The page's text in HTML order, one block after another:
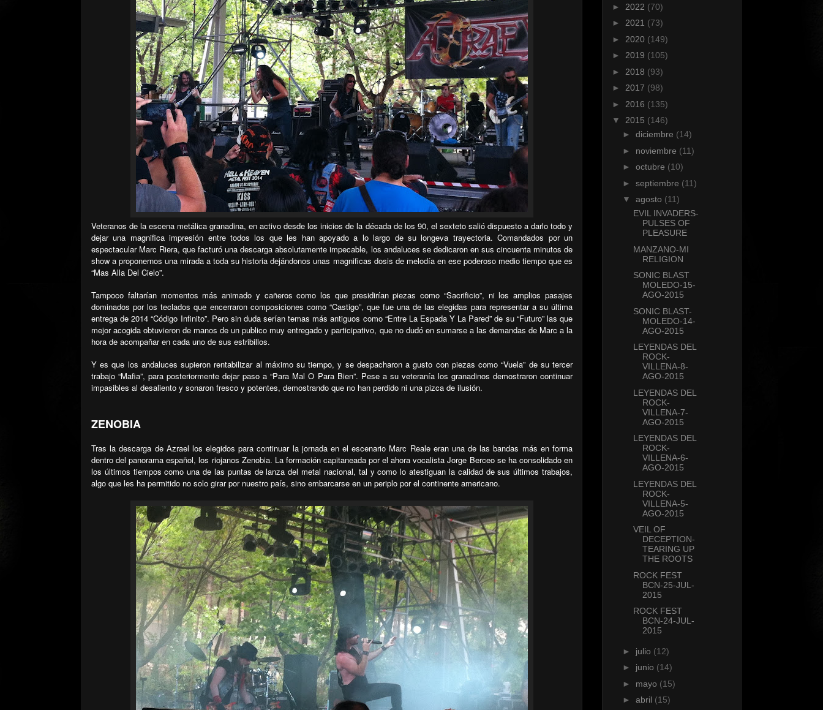
Veteranos de la escena metálica granadina, en activo desde los inicios de la década de los 90, el sexteto salió dispuesto a darlo todo y
dejar una magnifica impresión entre todos los que les han apoyado a lo largo de su longeva trayectoria. Comandados por un
espectacular Marc Riera, que facturó una descarga absolutamente impecable, los andaluces se dedicaron en sus cincuenta minutos de
show a proponernos una mirada a toda su historia dejándonos unas magnificas dosis de melodía en ese poderoso medio tiempo que es
“Mas Alla Del Cielo”.
Tampoco faltarían momentos más animado y cañeros como los que presidirían piezas como “Sacrificio”, ni los amplios pasajes
dominados por los teclados que encerraron composiciones como “Castigo”, que fue una de las elegidas para representar a su última
entrega de 2014 “Código Infinito”. Pero sin duda serían temas más antiguos como “Entre La Espada Y La Pared” de su “Futuro” las que
mejor acogida obtuvieron de manos de un publico muy entregado y participativo, que no dudó en sumarse a las demandas de Marc a la
hora de acompañar en cada uno de sus estribillos.
Y es que los andaluces supieron rentabilizar al máximo su tiempo, y se despacharon a gusto con piezas como “Vuela” de su tercer
trabajo “Mafia”, para posteriormente dejar paso a “Para Mal O Para Bien”. Pese a su veteranía los granadinos demostraron continuar
impasibles al desaliento y sonaron fresco y potentes, demostrando que no han perdido ni una pizca de ilusión.
ZENOBIA
Tras la descarga de Azrael los elegidos para continuar la jornada en el escenario Marc Reale eran una de las bandas más en forma
dentro del panorama español, los riojanos Zenobia. La formación capitaneada por el ahora vocalista Jorge Berceo se ha consolidado en
los últimos tiempos como una de las puntas de lanza del metal nacional, tal y como lo atestiguan la calidad de sus últimos trabajos,
algo que les ha permitido no solo girar por nuestro país, sino embarcarse en un periplo por el continente americano.
► 2022 (70)
► 2021 (73)
► 2020 (149)
► 2019 (105)
► 2018 (93)
► 2017 (98)
► 2016 (135)
▼ 2015 (146)
► diciembre (14)
► noviembre (11)
► octubre (10)
► septiembre (11)
▼ agosto (11)
EVIL INVADERS-
PULSES OF
PLEASURE
MANZANO-MI
RELIGION
SONIC BLAST
MOLEDO-15-
AGO-2015
SONIC BLAST-
MOLEDO-14-
AGO-2015
LEYENDAS DEL
ROCK-
VILLENA-8-
AGO-2015
LEYENDAS DEL
ROCK-
VILLENA-7-
AGO-2015
LEYENDAS DEL
ROCK-
VILLENA-6-
AGO-2015
LEYENDAS DEL
ROCK-
VILLENA-5-
AGO-2015
VEIL OF
DECEPTION-
TEARING UP
THE ROOTS
ROCK FEST
BCN-25-JUL-
2015
ROCK FEST
BCN-24-JUL-
2015
► julio (12)
► junio (14)
► mayo (15)
► abril (15)